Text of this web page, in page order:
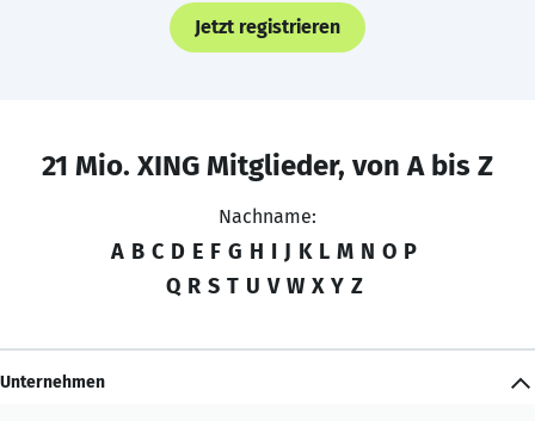
Jetzt registrieren
21 Mio. XING Mitglieder, von A bis Z
Nachname:
A B C D E F G H I J K L M N O P
Q R S T U V W X Y Z
Unternehmen